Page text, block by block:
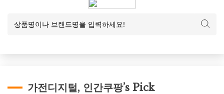
가전디지털, 인간쿠팡’s Pick